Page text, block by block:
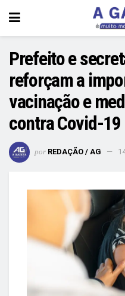
Prefeito e
reforçam a
vacinação e
contra Covid-19
por REDAÇÃO / AG